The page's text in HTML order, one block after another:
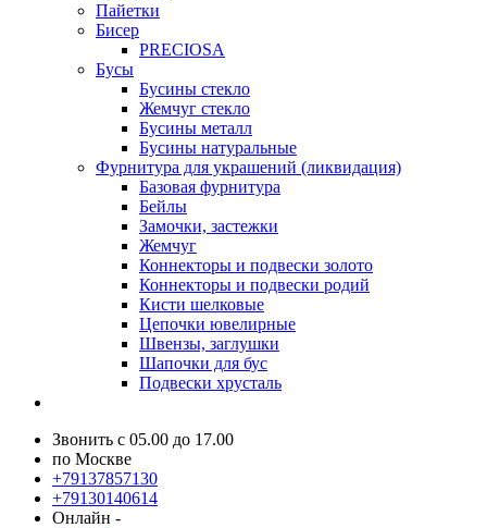
Пайетки
Бисер
PRECIOSA
Бусы
Бусины стекло
Жемчуг стекло
Бусины металл
Бусины натуральные
Фурнитура для украшений (ликвидация)
Базовая фурнитура
Бейлы
Замочки, застежки
Жемчуг
Коннекторы и подвески золото
Коннекторы и подвески родий
Кисти шелковые
Цепочки ювелирные
Швензы, заглушки
Шапочки для бус
Подвески хрусталь
Звонить с 05.00 до 17.00
по Москве
+79137857130
+79130140614
Онлайн -